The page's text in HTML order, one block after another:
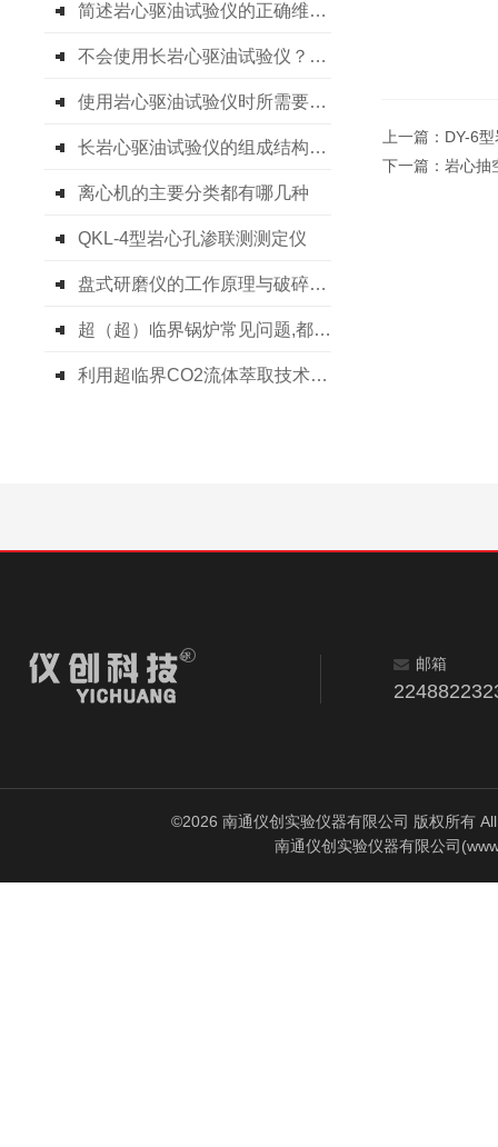
简述岩心驱油试验仪的正确维护保养方法
不会使用长岩心驱油试验仪？进来看
使用岩心驱油试验仪时所需要注意的事项介绍
长岩心驱油试验仪的组成结构及操作方法分享
离心机的主要分类都有哪几种
QKL-4型岩心孔渗联测测定仪
盘式研磨仪的工作原理与破碎机制解析
超（超）临界锅炉常见问题,都有哪些？
利用超临界CO2流体萃取技术优点
上一篇： DY-6
下一篇： 岩心抽
邮箱
©2026 南通仪创实验仪器有限公司 版权所有
南通仪创实验仪器有限公司